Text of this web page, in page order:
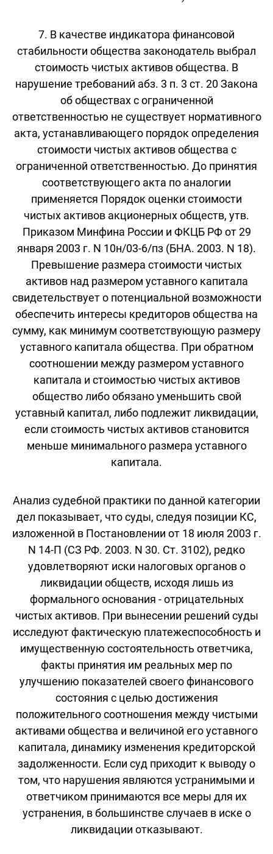
7. В качестве индикатора финансовой
стабильности общества законодатель выбрал
стоимость чистых активов общества. В
нарушение требований абз. 3 п. 3 ст. 20 Закона
об обществах с ограниченной
ответственностью не существует нормативного
акта, устанавливающего порядок определения
стоимости чистых активов общества с
ограниченной ответственностью. До принятия
соответствующего акта по аналогии
применяется Порядок оценки стоимости
чистых активов акционерных обществ, утв.
Приказом Минфина России и ФКЦБ РФ от 29
января 2003 г. N 10н/03-6/пз (БНА. 2003. N 18).
Превышение размера стоимости чистых
активов над размером уставного капитала
свидетельствует о потенциальной возможности
обеспечить интересы кредиторов общества на
сумму, как минимум соответствующую размеру
уставного капитала общества. При обратном
соотношении между размером уставного
капитала и стоимостью чистых активов
общество либо обязано уменьшить свой
уставный капитал, либо подлежит ликвидации,
если стоимость чистых активов становится
меньше минимального размера уставного
капитала.
Анализ судебной практики по данной категории
дел показывает, что суды, следуя позиции КС,
изложенной в Постановлении от 18 июля 2003 г.
N 14-П (СЗ РФ. 2003. N 30. Ст. 3102), редко
удовлетворяют иски налоговых органов о
ликвидации обществ, исходя лишь из
формального основания - отрицательных
чистых активов. При вынесении решений суды
исследуют фактическую платежеспособность и
имущественную состоятельность ответчика,
факты принятия им реальных мер по
улучшению показателей своего финансового
состояния с целью достижения
положительного соотношения между чистыми
активами общества и величиной его уставного
капитала, динамику изменения кредиторской
задолженности. Если суд приходит к выводу о
том, что нарушения являются устранимыми и
ответчиком принимаются все меры для их
устранения, в большинстве случаев в иске о
ликвидации отказывают.